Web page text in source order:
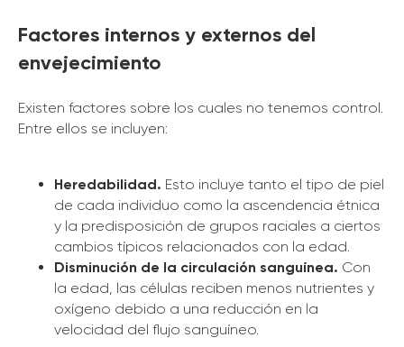
Factores internos y externos del
envejecimiento
Existen factores sobre los cuales no tenemos control.
Entre ellos se incluyen:
Heredabilidad. Esto incluye tanto el tipo de piel
de cada individuo como la ascendencia étnica
y la predisposición de grupos raciales a ciertos
cambios típicos relacionados con la edad.
Disminución de la circulación sanguínea. Con
la edad, las células reciben menos nutrientes y
oxígeno debido a una reducción en la
velocidad del flujo sanguíneo.